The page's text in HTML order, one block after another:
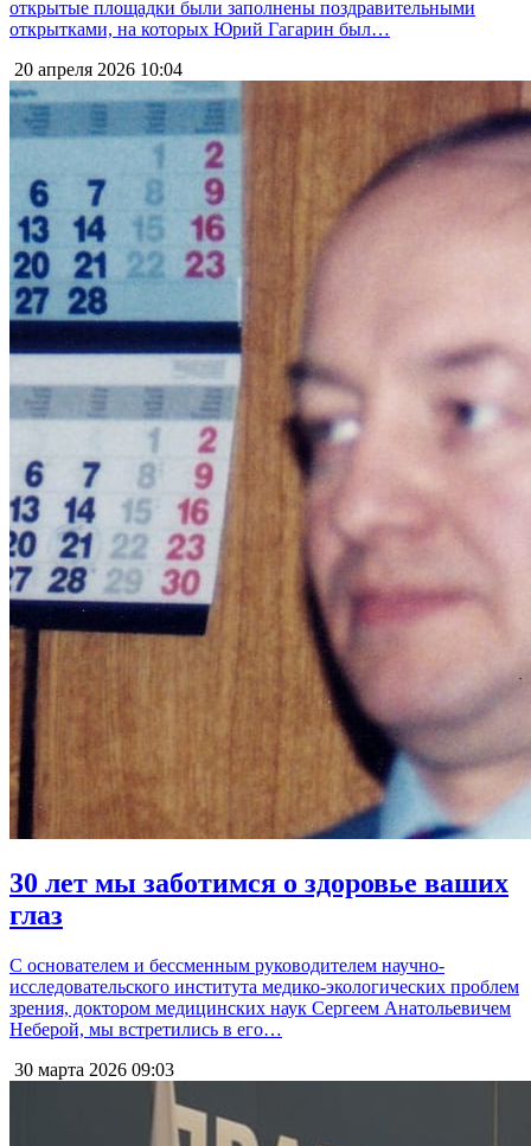
открытые площадки были заполнены поздравительными
открытками, на которых Юрий Гагарин был…
20 апреля 2026 10:04
30 лет мы заботимся о здоровье ваших
глаз
С основателем и бессменным руководителем научно-
исследовательского института медико-экологических проблем
зрения, доктором медицинских наук Сергеем Анатольевичем
Неберой, мы встретились в его…
30 марта 2026 09:03